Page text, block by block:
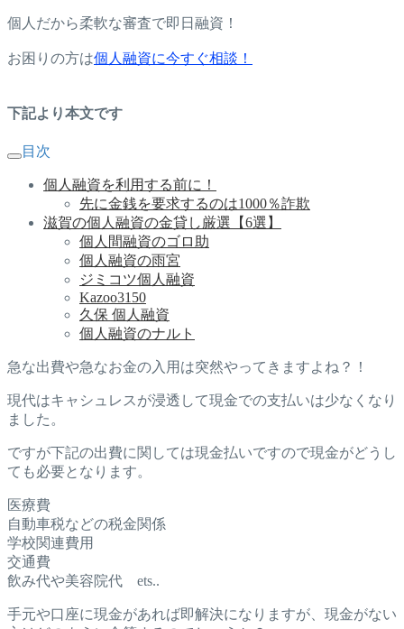
個人だから柔軟な審査で即日融資！
お困りの方は個人融資に今すぐ相談！
下記より本文です
目次
個人融資を利用する前に！
先に金銭を要求するのは1000％詐欺
滋賀の個人融資の金貸し厳選【6選】
個人間融資のゴロ助
個人融資の雨宮
ジミコツ個人融資
Kazoo3150
久保 個人融資
個人融資のナルト
急な出費や急なお金の入用は突然やってきますよね？！
現代はキャシュレスが浸透して現金での支払いは少なくなり
ました。
ですが下記の出費に関しては現金払いですので現金がどうし
ても必要となります。
医療費
自動車税などの税金関係
学校関連費用
交通費
飲み代や美容院代 ets..
手元や口座に現金があれば即解決になりますが、現金がない